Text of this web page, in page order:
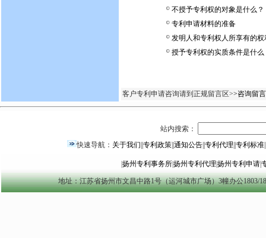
不授予专利权的对象是什么？
专利申请材料的准备
发明人和专利权人所享有的
授予专利权的实质条件是什么
客户专利申请咨询请到正规留言区>>咨询留言
站内搜索：
快速导航： 关于我们 专利政策 通知公告 专利代理 专利标准
扬州专利事务所|扬州专利代理 扬州专利申请|
地址：江苏省扬州市文昌中路1号（运河城市广场）3幢办公1803/